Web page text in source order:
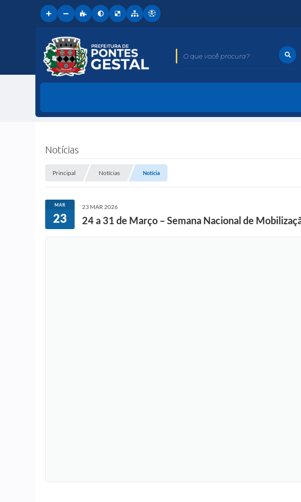
O que você procura?
Notícias
Principal Notícias Notícia
MAR
23
23 MAR 2026
24 a 31 de Março – Semana Nacional de